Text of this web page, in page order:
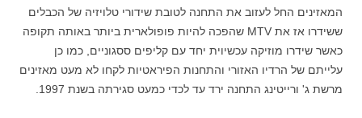
המאזינים החל לעזוב את התחנה לטובת שידורי טלויזיה של הכבלים
ששידרו אז את MTV שהפכה להיות פופולארית ביותר באותה תקופה
כאשר שידרו מוזיקה עכשיוית יחד עם קליפים ססגוניים, כמו כן
עלייתם של הרדיו האזורי והתחנות הפיראטיות לקחו לא מעט מאזינים
מרשת ג' ורייטינג התחנה ירד עד לכדי כמעט סגירתה בשנת 1997.